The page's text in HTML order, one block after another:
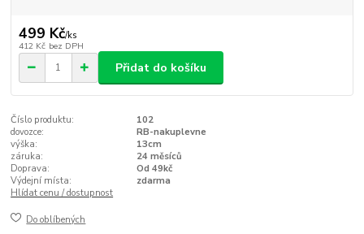
499 Kč/ks
412 Kč bez DPH
Přidat do košíku
Číslo produktu:
102
dovozce:
RB-nakuplevne
výška:
13cm
záruka:
24 měsíců
Doprava:
Od 49kč
Výdejní místa:
zdarma
Hlídat cenu / dostupnost
Do oblíbených